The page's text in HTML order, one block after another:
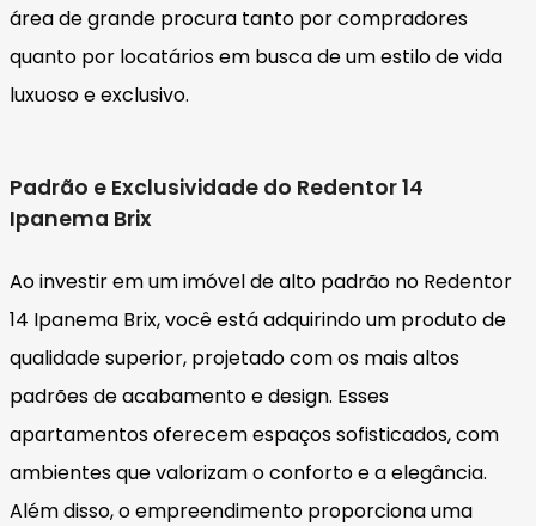
área de grande procura tanto por compradores
quanto por locatários em busca de um estilo de vida
luxuoso e exclusivo.
Padrão e Exclusividade do Redentor 14
Ipanema Brix
Ao investir em um imóvel de alto padrão no Redentor
14 Ipanema Brix, você está adquirindo um produto de
qualidade superior, projetado com os mais altos
padrões de acabamento e design. Esses
apartamentos oferecem espaços sofisticados, com
ambientes que valorizam o conforto e a elegância.
Além disso, o empreendimento proporciona uma